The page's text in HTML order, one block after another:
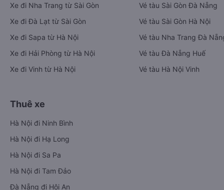
Xe đi Nha Trang từ Sài Gòn
Xe đi Đà Lạt từ Sài Gòn
Xe đi Sapa từ Hà Nội
Xe đi Hải Phòng từ Hà Nội
Xe đi Vinh từ Hà Nội
Vé tàu Sài Gòn Đà Nẵng
Vé tàu Sài Gòn Hà Nội
Vé tàu Nha Trang Đà
Vé tàu Đà Nẵng Huế
Vé tàu Hà Nội Vinh
Thuê xe
Hà Nội đi Ninh Bình
Hà Nội đi Hạ Long
Hà Nội đi Sa Pa
Hà Nội đi Tam Đảo
Đà Nẵng đi Hội An